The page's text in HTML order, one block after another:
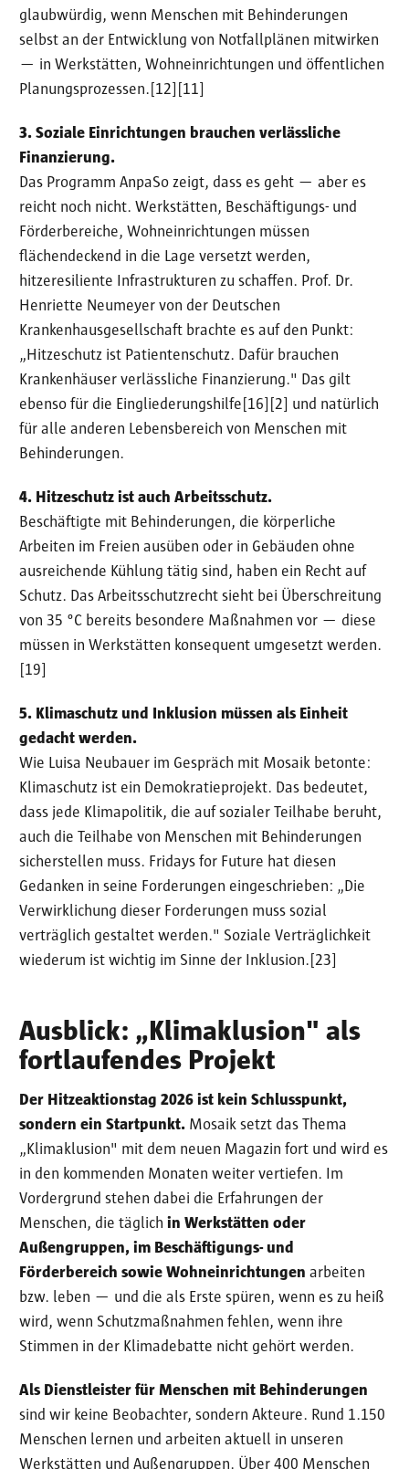
glaubwürdig, wenn Menschen mit Behinderungen
selbst an der Entwicklung von Notfallplänen mitwirken
— in Werkstätten, Wohneinrichtungen und öffentlichen
Planungsprozessen.[12][11]
3. Soziale Einrichtungen brauchen verlässliche
Finanzierung.
Das Programm AnpaSo zeigt, dass es geht — aber es
reicht noch nicht. Werkstätten, Beschäftigungs- und
Förderbereiche, Wohneinrichtungen müssen
flächendeckend in die Lage versetzt werden,
hitzeresiliente Infrastrukturen zu schaffen. Prof. Dr.
Henriette Neumeyer von der Deutschen
Krankenhausgesellschaft brachte es auf den Punkt:
„Hitzeschutz ist Patientenschutz. Dafür brauchen
Krankenhäuser verlässliche Finanzierung." Das gilt
ebenso für die Eingliederungshilfe[16][2] und natürlich
für alle anderen Lebensbereich von Menschen mit
Behinderungen.
4. Hitzeschutz ist auch Arbeitsschutz.
Beschäftigte mit Behinderungen, die körperliche
Arbeiten im Freien ausüben oder in Gebäuden ohne
ausreichende Kühlung tätig sind, haben ein Recht auf
Schutz. Das Arbeitsschutzrecht sieht bei Überschreitung
von 35 °C bereits besondere Maßnahmen vor — diese
müssen in Werkstätten konsequent umgesetzt werden.
[19]
5. Klimaschutz und Inklusion müssen als Einheit
gedacht werden.
Wie Luisa Neubauer im Gespräch mit Mosaik betonte:
Klimaschutz ist ein Demokratieprojekt. Das bedeutet,
dass jede Klimapolitik, die auf sozialer Teilhabe beruht,
auch die Teilhabe von Menschen mit Behinderungen
sicherstellen muss. Fridays for Future hat diesen
Gedanken in seine Forderungen eingeschrieben: „Die
Verwirklichung dieser Forderungen muss sozial
verträglich gestaltet werden." Soziale Verträglichkeit
wiederum ist wichtig im Sinne der Inklusion.[23]
Ausblick: „Klimaklusion" als
fortlaufendes Projekt
Der Hitzeaktionstag 2026 ist kein Schlusspunkt,
sondern ein Startpunkt. Mosaik setzt das Thema
„Klimaklusion" mit dem neuen Magazin fort und wird es
in den kommenden Monaten weiter vertiefen. Im
Vordergrund stehen dabei die Erfahrungen der
Menschen, die täglich in Werkstätten oder
Außengruppen, im Beschäftigungs- und
Förderbereich sowie Wohneinrichtungen arbeiten
bzw. leben — und die als Erste spüren, wenn es zu heiß
wird, wenn Schutzmaßnahmen fehlen, wenn ihre
Stimmen in der Klimadebatte nicht gehört werden.
Als Dienstleister für Menschen mit Behinderungen
sind wir keine Beobachter, sondern Akteure. Rund 1.150
Menschen lernen und arbeiten aktuell in unseren
Werkstätten und Außengruppen. Über 400 Menschen